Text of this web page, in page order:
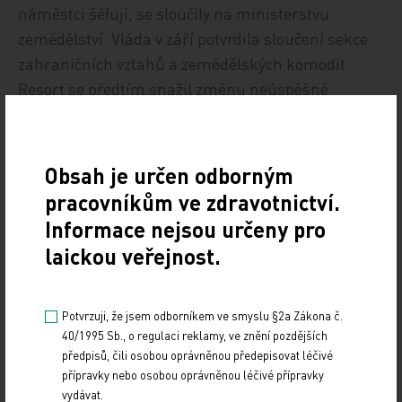
náměstci šéfují, se sloučily na ministerstvu
zemědělství. Vláda v září potvrdila sloučení sekce
zahraničních vztahů a zemědělských komodit.
Resort se předtím snažil změnu neúspěšně
Ptáčkové Melicharové a Lenky Tai Koláříkové.
Systemizace podle Postráneckého jednou ročně
postup umožňuje navzdory služebnímu zákonu.
Nejnovější změny v materiálu se podle ministrů
objevily až koncem minulého týdne.
Ministr zemědělství Marian Jurečka (KDU-ČSL)
dnes před jednáním kabinetu novinářům řekl, že
ho překvapuje, s jakou rychlostí se nový ministr
rozhodl, jaké sekce v úřadu potřebuje a jaké ne.
Obsah je určen odborným
pracovníkům ve zdravotnictví.
Informace nejsou určeny pro
laickou veřejnost.
Potvrzuji, že jsem odborníkem ve smyslu §2a Zákona č.
40/1995 Sb., o regulaci reklamy, ve znění pozdějších
předpisů, čili osobou oprávněnou předepisovat léčivé
přípravky nebo osobou oprávněnou léčivé přípravky
vydávat.